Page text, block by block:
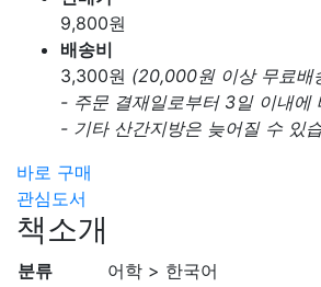
9,800원
배송비
3,300원 (20,000원 이상 무료배
- 주문 결재일로부터 3일 이내에
- 기타 산간지방은 늦어질 수 있
바로 구매
관심도서
책소개
분류
어학 > 한국어